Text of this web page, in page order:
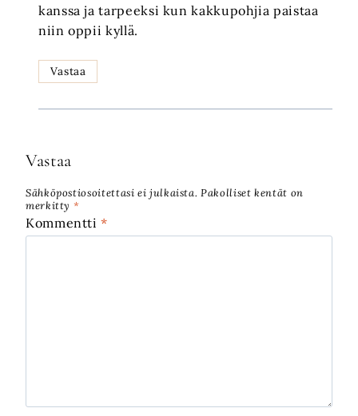
kanssa ja tarpeeksi kun kakkupohjia paistaa
niin oppii kyllä.
Vastaa
Vastaa
Sähköpostiosoitettasi ei julkaista. Pakolliset kentät on
merkitty *
Kommentti*